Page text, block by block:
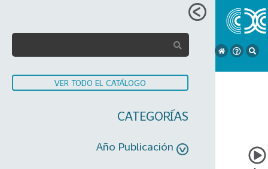
VER TODO EL CATÁLOGO
CATEGORÍAS
Año Publicación